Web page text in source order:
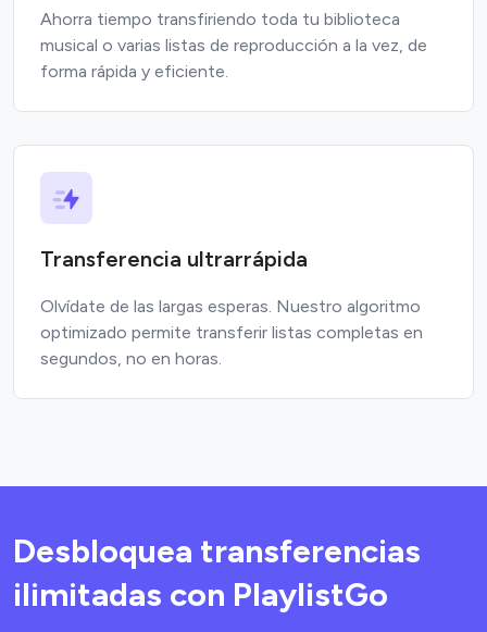
Ahorra tiempo transfiriendo toda tu biblioteca
musical o varias listas de reproducción a la vez, de
forma rápida y eficiente.
Transferencia ultrarrápida
Olvídate de las largas esperas. Nuestro algoritmo
optimizado permite transferir listas completas en
segundos, no en horas.
Desbloquea transferencias
ilimitadas con PlaylistGo